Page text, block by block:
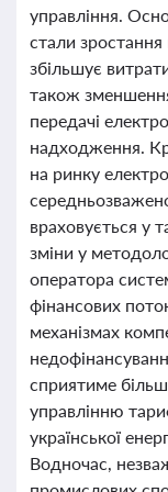
управління.
стали
збільшує
також
передачі
надходження.
на ринку
враховується у
зміни у
оператора
фінансових
механізмах
сприятиме
управлінню
української
Водночас,